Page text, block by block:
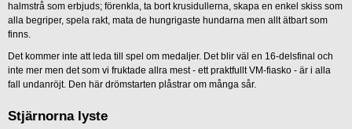
halmstrå som erbjuds; förenkla, ta bort krusidullerna, skapa en enkel skiss som
alla begriper, spela rakt, mata de hungrigaste hundarna men allt ätbart som
finns.
Det kommer inte att leda till spel om medaljer. Det blir väl en 16-delsfinal och
inte mer men det som vi fruktade allra mest - ett praktfullt VM-fiasko - är i alla
fall undanröjt. Den här drömstarten plåstrar om många sår.
Stjärnorna lyste